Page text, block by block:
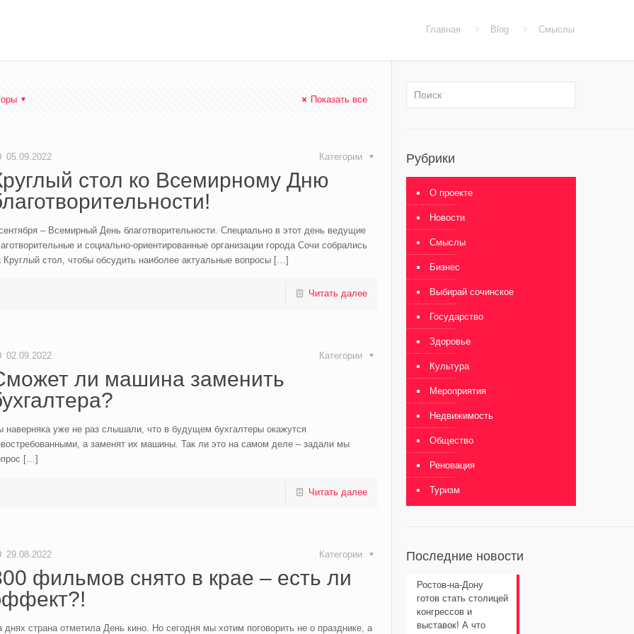
Главная Blog Смыслы
Показать все
05.09.2022 Категории
стол ко Всемирному Дню
– Всемирный День благотворительности. Специально в этот день ведущие
и социально-ориентированные организации города Сочи собрались
Круглый стол, чтобы обсудить наиболее актуальные вопросы[…]
Читать далее
02.09.2022 Категории
ли машина заменить
наверняка уже не раз слышали, что в будущем бухгалтеры окажутся
а заменят их машины. Так ли это на самом деле – задали мы
[…]
Читать далее
29.08.2022 Категории
фильмов снято в крае – есть ли
днях страна отметила День кино. Но сегодня мы хотим поговорить не о празднике, а
Рубрики
О проекте
Новости
Смыслы
Бизнес
Выбирай сочинское
Государство
Здоровье
Культура
Мероприятия
Недвижимость
Общество
Реновация
Туризм
Последние новости
Ростов-на-Дону
готов стать столицей
конгрессов и
выставок! А что